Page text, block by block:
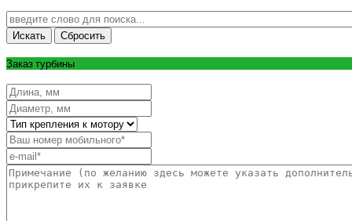
Заказ турбины